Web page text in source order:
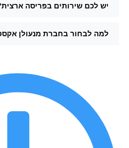
יש לכם שירותים בפריסה ארצית?
למה לבחור בחברת מנעולן אקספרס?